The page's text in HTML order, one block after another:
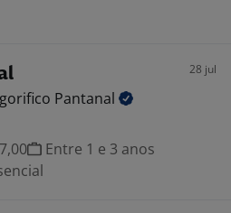
28 jul
Pantanal
Entre 1 e 3 anos